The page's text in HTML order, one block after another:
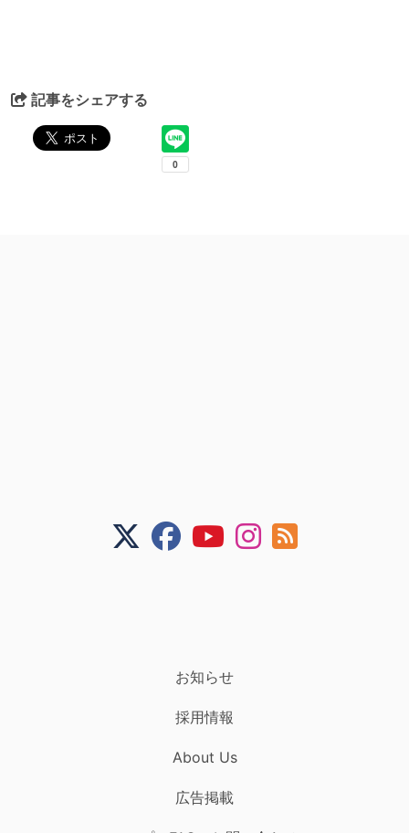
記事をシェアする
お知らせ
採用情報
About Us
広告掲載